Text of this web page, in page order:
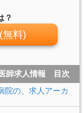
？
無料)
師求人情報 目次
院の、求人アーカ